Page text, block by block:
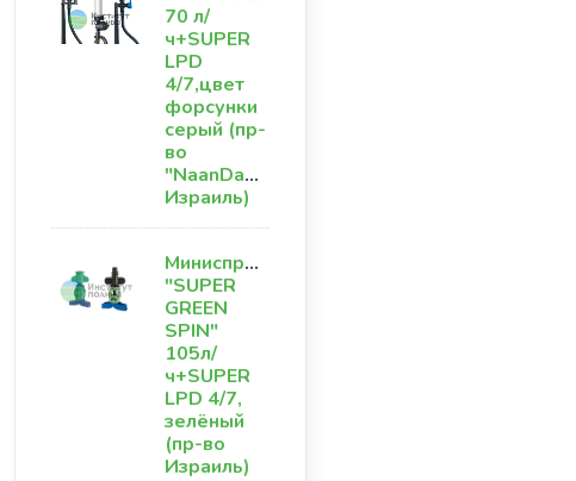
70 л/
ч+SUPER
LPD
4/7,цвет
форсунки
серый (пр-
во
"NaanDanJain"
Израиль)
Миниспринклер
"SUPER
GREEN
SPIN"
105л/
ч+SUPER
LPD 4/7,
зелёный
(пр-во
Израиль)